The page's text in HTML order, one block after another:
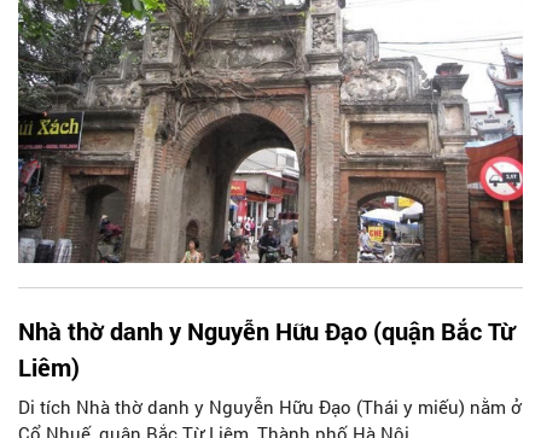
Nhà thờ danh y Nguyễn Hữu Đạo (quận Bắc Từ
Liêm)
Di tích Nhà thờ danh y Nguyễn Hữu Đạo (Thái y miếu) nằm ở